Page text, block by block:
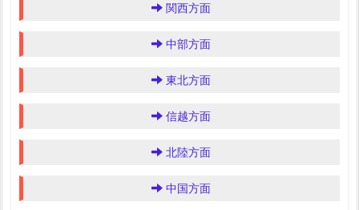
関西方面
中部方面
東北方面
信越方面
北陸方面
中国方面